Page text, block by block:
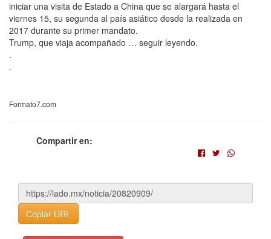
iniciar una visita de Estado a China que se alargará hasta el
viernes 15, su segunda al país asiático desde la realizada en
2017 durante su primer mandato.
Trump, que viaja acompañado … seguir leyendo.
.
.
Formato7.com
Compartir en:
Copiar URL